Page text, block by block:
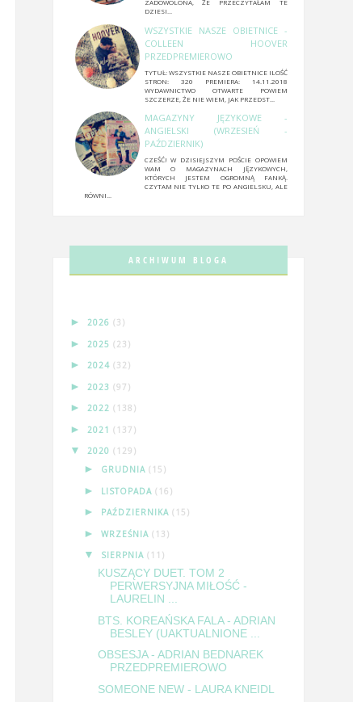
ZADOWOLONA, ŻE PRZECZYTAŁAM TE
DZIESI...
WSZYSTKIE NASZE OBIETNICE -
COLLEEN HOOVER
PRZEDPREMIEROWO
TYTUŁ: WSZYSTKIE NASZE OBIETNICE ILOŚĆ
STRON: 320 PREMIERA: 14.11.2018
WYDAWNICTWO OTWARTE POWIEM
SZCZERZE, ŻE NIE WIEM, JAK PRZEDST...
MAGAZYNY JĘZYKOWE -
ANGIELSKI (WRZESIEŃ -
PAŹDZIERNIK)
CZEŚĆ! W DZISIEJSZYM POŚCIE OPOWIEM
WAM O MAGAZYNACH JĘZYKOWYCH,
KTÓRYCH JESTEM OGROMNĄ FANKĄ.
CZYTAM NIE TYLKO TE PO ANGIELSKU, ALE
RÓWNI...
ARCHIWUM BLOGA
► 2026 (3)
► 2025 (23)
► 2024 (32)
► 2023 (97)
► 2022 (138)
► 2021 (137)
▼ 2020 (129)
► GRUDNIA (15)
► LISTOPADA (16)
► PAŹDZIERNIKA (15)
► WRZEŚNIA (13)
▼ SIERPNIA (11)
KUSZĄCY DUET. TOM 2
PERWERSYJNA MIŁOŚĆ -
LAURELIN ...
BTS. KOREAŃSKA FALA - ADRIAN
BESLEY (UAKTUALNIONE ...
OBSESJA - ADRIAN BEDNAREK
PRZEDPREMIEROWO
SOMEONE NEW - LAURA KNEIDL